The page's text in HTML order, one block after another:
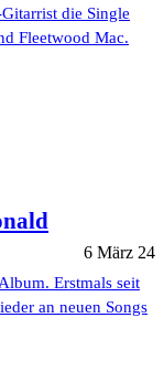
die Single
Fleetwood Mac.
6 März 24
Erstmals seit
an neuen Songs